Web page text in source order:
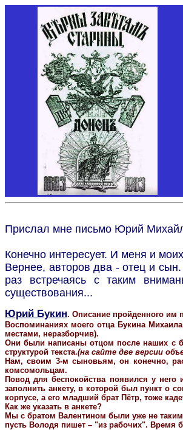
Прислал мне письмо Юрий
Конечно интересует. И меня и
Вернее, авторов два - отец и
раз встречаясь с таким
существования...
Юрий Букин. Описание пройденного им
Воспоминаниях моего отца Букина
местами, неразборчив).
Они были написаны отцом после наших с
структурой текста.(на сайте две версии
Нам, своим 3-м сыновьям, он конечно,
комсомольцам.
Повод для беспокойства появился у
заполнить анкету, в которой был пункт о
корпусе, а его младший брат Пётр, тоже
Как же указать в анкете?
Мы с братом Валентином были уже не
пусть Володя пишет – "из рабочих". Время